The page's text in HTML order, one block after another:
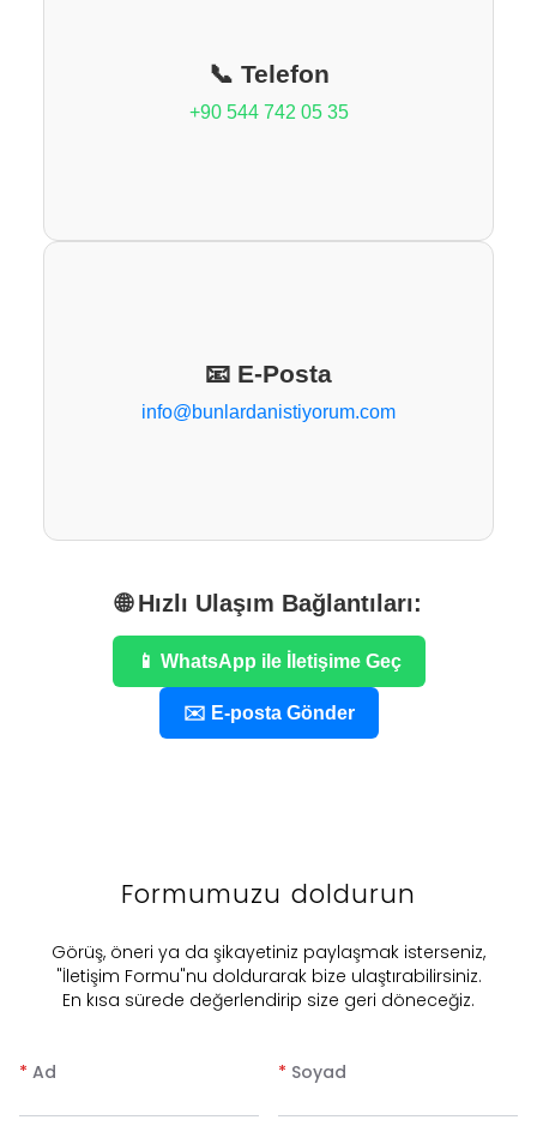
📞 Telefon
+90 544 742 05 35
📧 E-Posta
info@bunlardanistiyorum.com
🌐 Hızlı Ulaşım Bağlantıları:
📱 WhatsApp ile İletişime Geç
✉️ E-posta Gönder
Formumuzu doldurun
​Görüş, öneri ya da şikayetiniz paylaşmak isterseniz,
"İletişim Formu"nu doldurarak bize ulaştırabilirsiniz.
En kısa sürede değerlendirip size geri döneceğiz.
* Ad * Soyad